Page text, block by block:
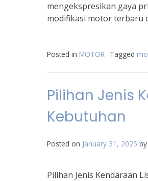
mengekspresikan gaya
modifikasi motor terbaru
Posted in MOTOR Tagged
Pilihan Jenis
Kebutuhan
Posted on January 31, 2025 by
Pilihan Jenis Kendaraan